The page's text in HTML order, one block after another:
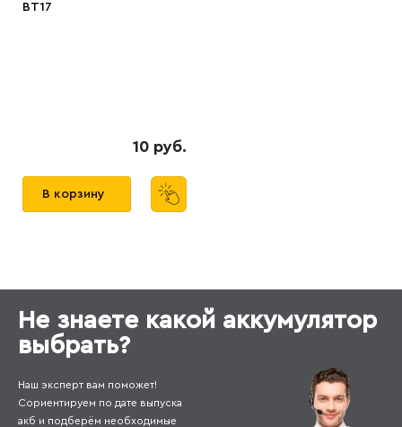
BT17
10 руб.
В корзину
Не знаете какой аккумулятор
выбрать?
Наш эксперт вам поможет!
Сориентируем по дате выпуска
акб и подберём необходимые